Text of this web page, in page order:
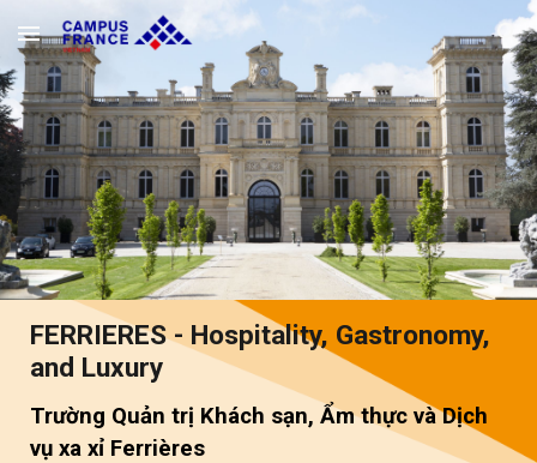
Skip to main content Skip to navigation
FERRIERES - Hospitality, Gastronomy,
and Luxury
Trường Quản trị Khách sạn, Ẩm thực và Dịch
vụ xa xỉ Ferrières